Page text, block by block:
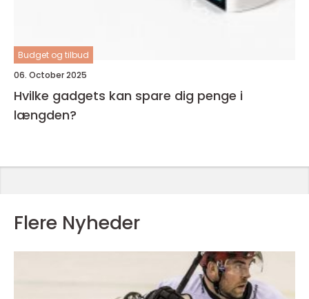
Budget og tilbud
06. October 2025
Hvilke gadgets kan spare dig penge i
længden?
Flere Nyheder